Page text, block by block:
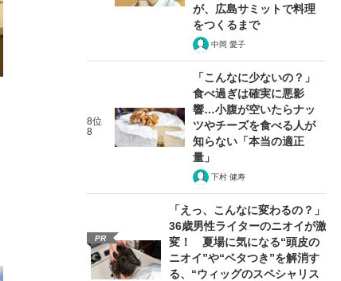
が、広島サミットで料理
をつくるまで
中岡 愛子
8位
8
「こんなに少ないの？」
食べ過ぎは確実に悪影
響…小腹が空いたらナッ
ツやチーズを食べる人が
知らない「本当の適正
量」
下村 健寿
PR
「えっ、こんなに変わるの？」
36歳男性ライターのニオイが激
変！ 夏場に気になる“頭皮の
ニオイ”や“ベタつき”を解消す
る、“ウィッグのスペシャリス